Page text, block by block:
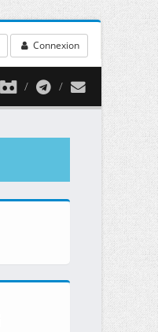
Connexion